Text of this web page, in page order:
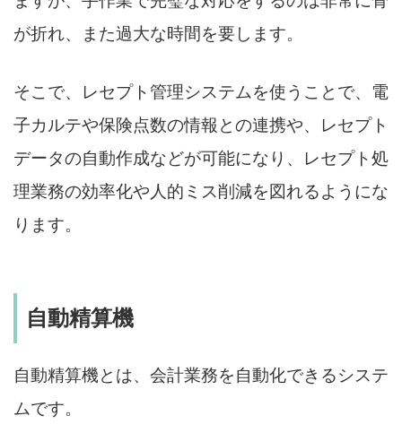
が折れ、また過大な時間を要します。
そこで、レセプト管理システムを使うことで、電
子カルテや保険点数の情報との連携や、レセプト
データの自動作成などが可能になり、レセプト処
理業務の効率化や人的ミス削減を図れるようにな
ります。
自動精算機
自動精算機とは、会計業務を自動化できるシステ
ムです。